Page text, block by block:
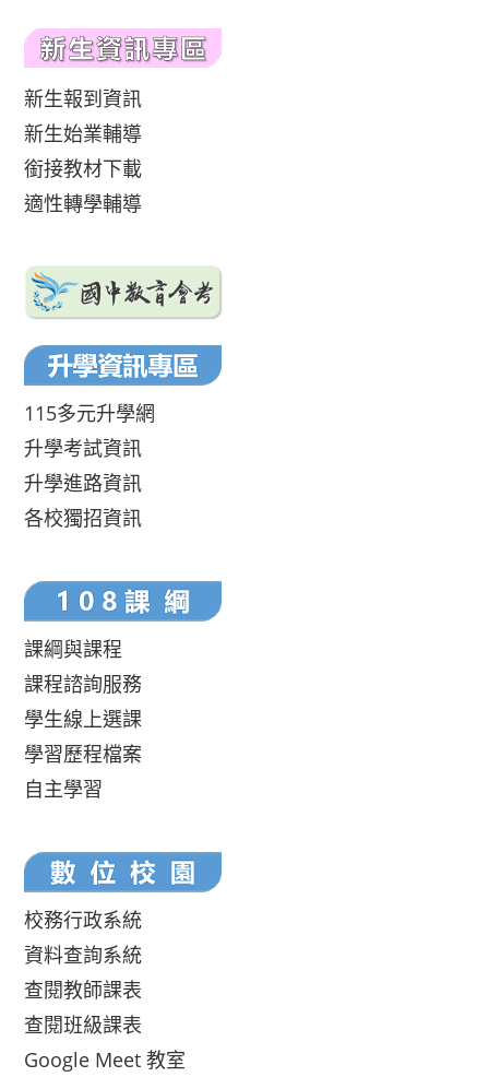
新生報到資訊
新生始業輔導
銜接教材下載
適性轉學輔導
115多元升學網
升學考試資訊
升學進路資訊
各校獨招資訊
課綱與課程
課程諮詢服務
學生線上選課
學習歷程檔案
自主學習
校務行政系統
資料查詢系統
查閱教師課表
查閱班級課表
Google Meet 教室